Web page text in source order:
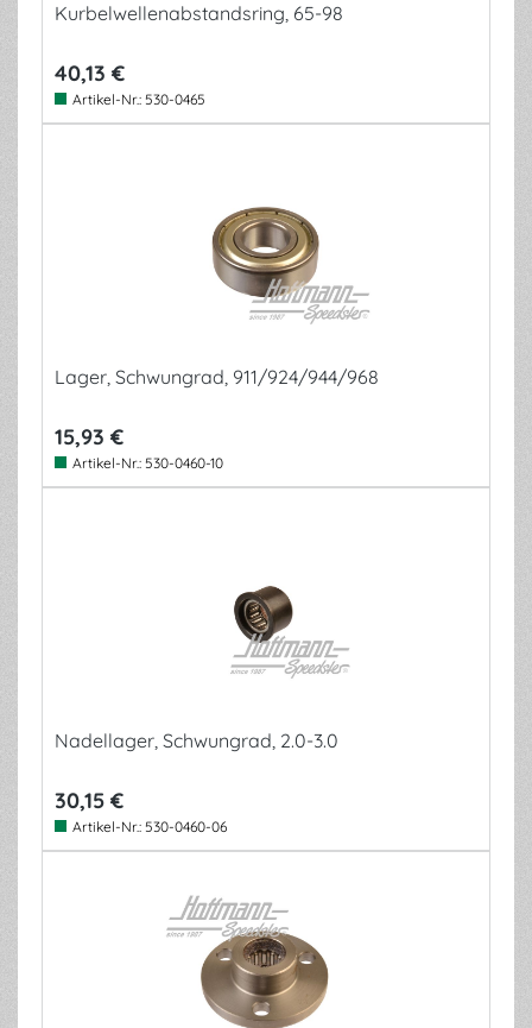
Kurbelwellenabstandsring, 65-98
40,13 €
Artikel-Nr.: 530-0465
Lager, Schwungrad, 911/924/944/968
15,93 €
Artikel-Nr.: 530-0460-10
Nadellager, Schwungrad, 2.0-3.0
30,15 €
Artikel-Nr.: 530-0460-06